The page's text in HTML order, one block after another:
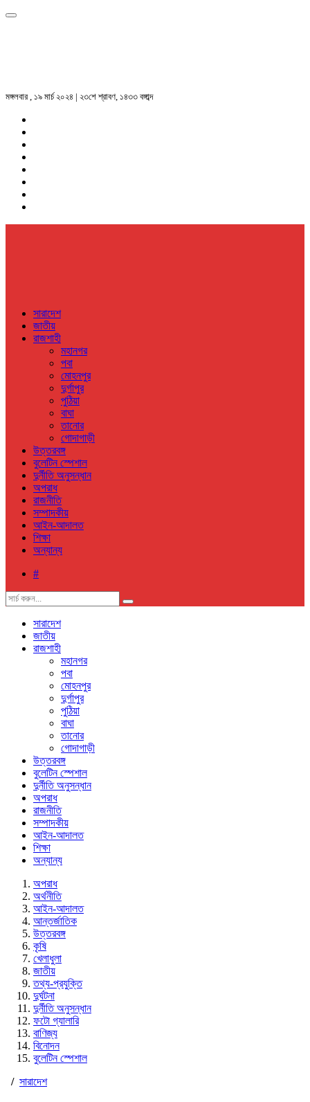
মঙ্গলবার , ১৯ মার্চ ২০২৪ | ২৩শে শ্রাবণ, ১৪৩৩ বঙ্গাব্দ
সারাদেশ
জাতীয়
রাজশাহী
মহানগর
পবা
মোহনপুর
দুর্গাপুর
পুঠিয়া
বাঘা
তানোর
গোদাগাড়ী
উত্তরবঙ্গ
বুলেটিন স্পেশাল
দুর্নীতি অনুসন্ধান
অপরাধ
রাজনীতি
সম্পাদকীয়
আইন-আদালত
শিক্ষা
অন্যান্য
#
সারাদেশ
জাতীয়
রাজশাহী
মহানগর
পবা
মোহনপুর
দুর্গাপুর
পুঠিয়া
বাঘা
তানোর
গোদাগাড়ী
উত্তরবঙ্গ
বুলেটিন স্পেশাল
দুর্নীতি অনুসন্ধান
অপরাধ
রাজনীতি
সম্পাদকীয়
আইন-আদালত
শিক্ষা
অন্যান্য
অপরাধ
অর্থনীতি
আইন-আদালত
আন্তর্জাতিক
উত্তরবঙ্গ
কৃষি
খেলাধুলা
জাতীয়
তথ্য-প্রযুক্তি
দুর্ঘটনা
দুর্নীতি অনুসন্ধান
ফটো গ্যালারি
বাণিজ্য
বিনোদন
বুলেটিন স্পেশাল
/ সারাদেশ